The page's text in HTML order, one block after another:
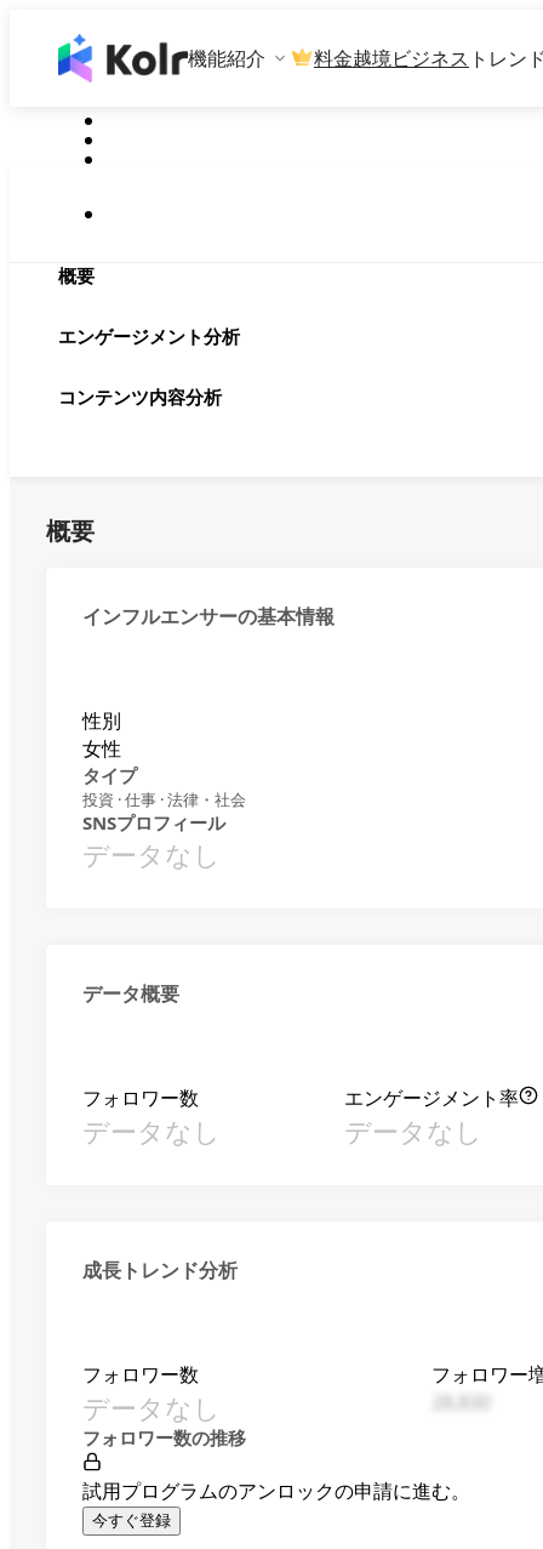
機能紹介 料金越境ビジネス トレン
概要
エンゲージメント分析
コンテンツ内容分析
概要
インフルエンサーの基本情報
性別
女性
タイプ
投資 · 仕事 · 法律・社会
SNSプロフィール
データなし
データ概要
フォロワー数
データなし
エンゲージメント率
データなし
成長トレンド分析
フォロワー数
データなし
フォロワー
フォロワー数の推移
試用プログラムのアンロックの申請に進む。
今すぐ登録